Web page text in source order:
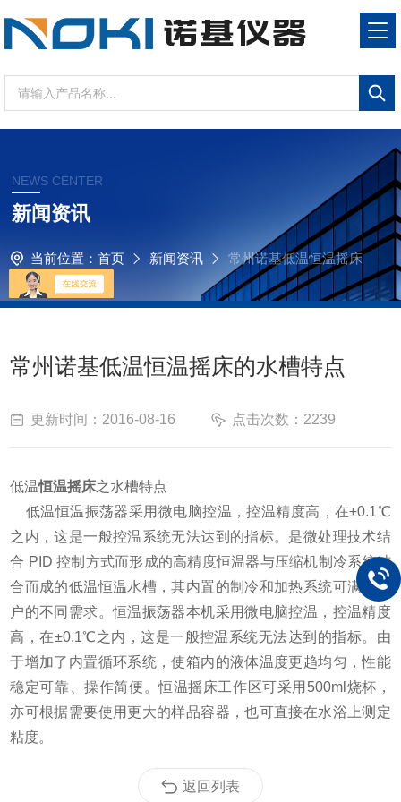
NEWS CENTER
新闻资讯
当前位置： 首页 新闻资讯
常州诺基低温恒温摇床
的水槽特点
常州诺基低温恒温摇床的水槽特点
更新时间：2016-08-16 点击次数：2239
低温恒温摇床之水槽特点
低温恒温振荡器采用微电脑控温，控温精度高，在±0.1℃
之内，这是一般控温系统无法达到的指标。是微处理技术结
合 PID 控制方式而形成的高精度恒温器与压缩机制冷系统结
合而成的低温恒温水槽，其内置的制冷和加热系统可满足用
户的不同需求。恒温振荡器本机采用微电脑控温，控温精度
高，在±0.1℃之内，这是一般控温系统无法达到的指标。由
于增加了内置循环系统，使箱内的液体温度更趋均匀，性能
稳定可靠、操作简便。恒温摇床工作区可采用500ml烧杯，
亦可根据需要使用更大的样品容器，也可直接在水浴上测定
粘度。
返回列表